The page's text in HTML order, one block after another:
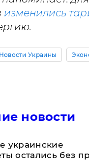
изменились
Новости Украины
новости
украинские
остались без